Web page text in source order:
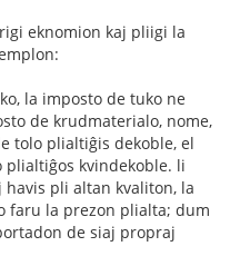
eknomion kaj pliigi la
la imposto de tuko ne
de krudmaterialo, nome,
tolo plialtiĝis dekoble, el
plialtiĝos kvindekoble. li
pli altan kvaliton, la
faru la prezon plialta; dum
de siaj propraj